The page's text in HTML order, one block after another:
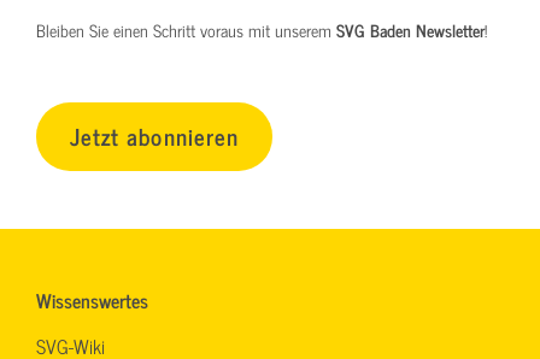
Bleiben Sie einen Schritt voraus mit unserem SVG Baden Newsletter!
Jetzt abonnieren
Wissenswertes
SVG-Wiki